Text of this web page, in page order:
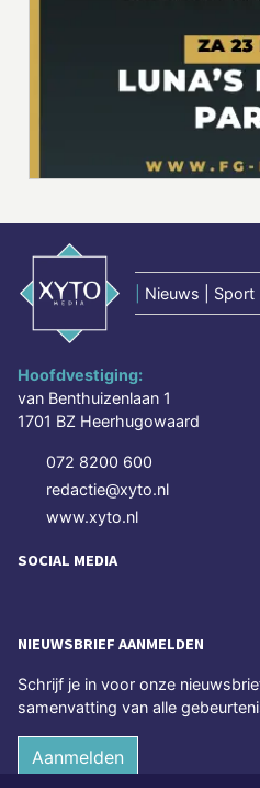
Nieuws | Sport
Hoofdvestiging:
van Benthuizenlaan 1
1701 BZ Heerhugowaard
072 8200 600
redactie@xyto.nl
www.xyto.nl
SOCIAL MEDIA
NIEUWSBRIEF AANMELDEN
Schrijf je in voor onze
samenvatting van alle
Aanmelden